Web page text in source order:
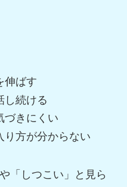
伸ばす
し続ける
づきにくい
り方が分からない
「しつこい」と見ら